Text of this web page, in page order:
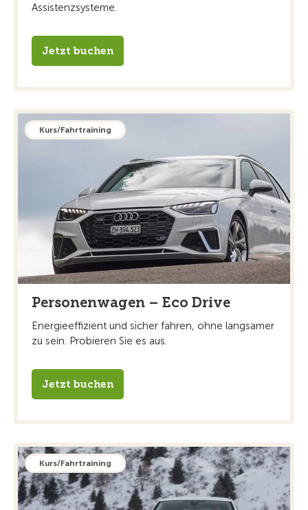
Assistenzsysteme.
Jetzt buchen
Kurs/Fahrtraining
Personenwagen – Eco Drive
Energieeffizient und sicher fahren, ohne langsamer
zu sein. Probieren Sie es aus.
Jetzt buchen
Kurs/Fahrtraining